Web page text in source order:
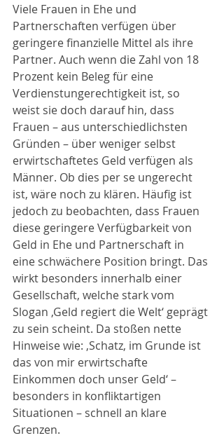
Viele Frauen in Ehe und
Partnerschaften verfügen über
geringere finanzielle Mittel als ihre
Partner. Auch wenn die Zahl von 18
Prozent kein Beleg für eine
Verdienstungerechtigkeit ist, so
weist sie doch darauf hin, dass
Frauen – aus unterschiedlichsten
Gründen – über weniger selbst
erwirtschaftetes Geld verfügen als
Männer. Ob dies per se ungerecht
ist, wäre noch zu klären. Häufig ist
jedoch zu beobachten, dass Frauen
diese geringere Verfügbarkeit von
Geld in Ehe und Partnerschaft in
eine schwächere Position bringt. Das
wirkt besonders innerhalb einer
Gesellschaft, welche stark vom
Slogan ‚Geld regiert die Welt‘ geprägt
zu sein scheint. Da stoßen nette
Hinweise wie: ‚Schatz, im Grunde ist
das von mir erwirtschafte
Einkommen doch unser Geld‘ –
besonders in konfliktartigen
Situationen – schnell an klare
Grenzen.